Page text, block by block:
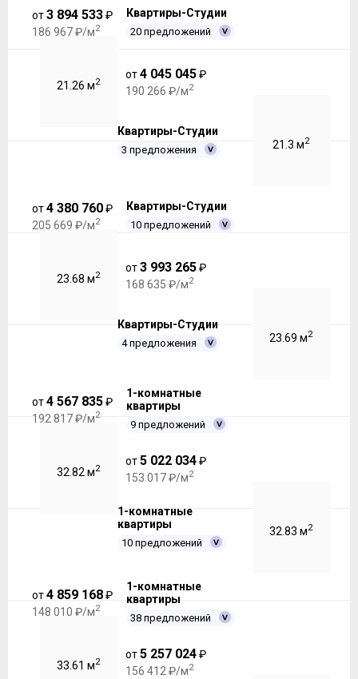
от3 894 533₽
186 967 ₽/м2
Квартиры-Студии
20 предложений
21.26 м2
от4 045 045₽
190 266 ₽/м2
Квартиры-Студии
3 предложения 21.3 м2
от4 380 760₽
205 669 ₽/м2
Квартиры-Студии
10 предложений
23.68 м2
от3 993 265₽
168 635 ₽/м2
Квартиры-Студии
4 предложения 23.69 м2
от4 567 835₽
192 817 ₽/м2
1-комнатные
квартиры
9 предложений
32.82 м2
от5 022 034₽
153 017 ₽/м2
1-комнатные
квартиры
10 предложений
32.83 м2
от4 859 168₽
148 010 ₽/м2
1-комнатные
квартиры
38 предложений
33.61 м2
от5 257 024₽
156 412 ₽/м2